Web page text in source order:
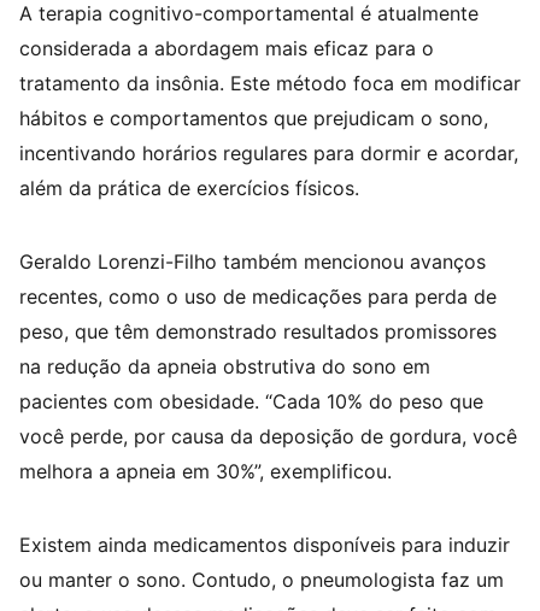
A terapia cognitivo-comportamental é atualmente
considerada a abordagem mais eficaz para o
tratamento da insônia. Este método foca em modificar
hábitos e comportamentos que prejudicam o sono,
incentivando horários regulares para dormir e acordar,
além da prática de exercícios físicos.
Geraldo Lorenzi-Filho também mencionou avanços
recentes, como o uso de medicações para perda de
peso, que têm demonstrado resultados promissores
na redução da apneia obstrutiva do sono em
pacientes com obesidade. “Cada 10% do peso que
você perde, por causa da deposição de gordura, você
melhora a apneia em 30%”, exemplificou.
Existem ainda medicamentos disponíveis para induzir
ou manter o sono. Contudo, o pneumologista faz um